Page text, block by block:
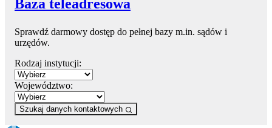
Baza teleadresowa
Sprawdź darmowy dostęp do pełnej bazy m.in. sądów i
urzędów.
Rodzaj instytucji:
Województwo:
Szukaj danych kontaktowych